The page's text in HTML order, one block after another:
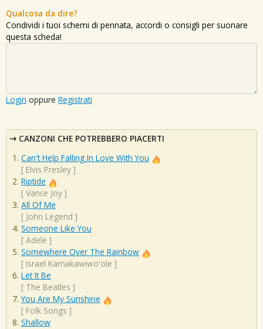
Qualcosa da dire?
Condividi i tuoi schemi di pennata, accordi o consigli per suonare
questa scheda!
Login oppure Registrati
CANZONI CHE POTREBBERO PIACERTI
Can't Help Falling In Love With You
[ Elvis Presley ]
Riptide
[ Vance Joy ]
All Of Me
[ John Legend ]
Someone Like You
[ Adele ]
Somewhere Over The Rainbow
[ Israel Kamakawiwo'ole ]
Let It Be
[ The Beatles ]
You Are My Sunshine
[ Folk Songs ]
Shallow